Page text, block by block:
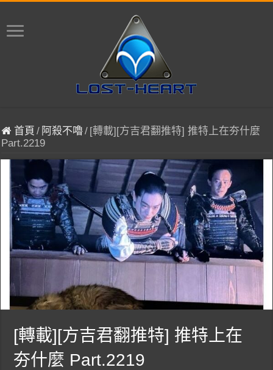
首頁 / 阿殺不嚕/ [轉載][方吉君翻推特] 推特上在夯什麼
Part.2219
[轉載][方吉君翻推特] 推特上在
夯什麼 Part.2219